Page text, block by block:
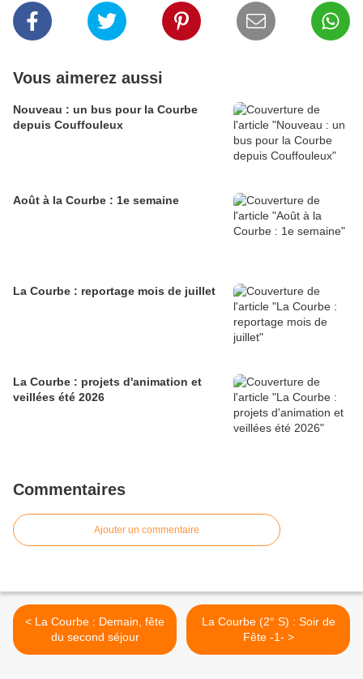
Vous aimerez aussi
Nouveau : un bus pour la Courbe
depuis Couffouleux
Août à la Courbe : 1e semaine
La Courbe : reportage mois de juillet
La Courbe : projets d'animation et
veillées été 2026
Commentaires
Ajouter un commentaire
< La Courbe : Demain, fête
du second séjour
La Courbe (2° S) : Soir de
Fête -1- >